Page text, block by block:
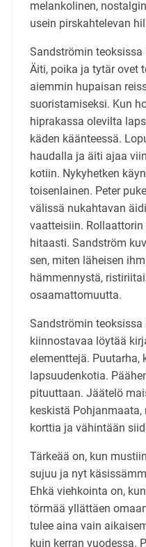
melankolinen,
usein pirskahtelevan
Sandströmin
Äiti, poika ja tytär ovet
aiemmin hupaisan
suoristamiseksi. Kun
hiprakassa olevilta
käden käänteessä.
haudalla ja äiti ajaa
kotiin. Nykyhetken
toisenlainen. Peter
välissä nukahtavan
vaatteisiin.
hitaasti. Sandström
sen, miten läheisen
hämmennystä,
osaamattomuutta.
Sandströmin teoksissa
kiinnostavaa löytää
elementtejä.
lapsuudenkotia.
pituuttaan. Jäätelö
keskistä
korttia ja vähintään
Tärkeää on, kun
sujuu ja nyt
Ehkä viehkointa on,
törmää yllättäen
tulee aina vain
kuin kerran vuodessa.